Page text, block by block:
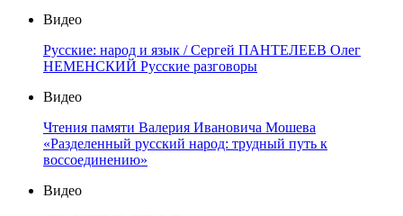
Видео
Русские: народ и язык / Сергей ПАНТЕЛЕЕВ Олег
НЕМЕНСКИЙ Русские разговоры
Видео
Чтения памяти Валерия Ивановича Мошева
«Разделенный русский народ: трудный путь к
воссоединению»
Видео